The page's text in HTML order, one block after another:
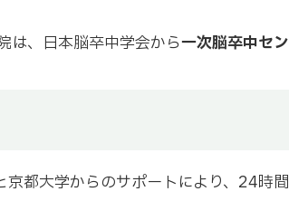
は、日本脳卒中学会から一次脳卒中セ
都大学からのサポートにより、24時